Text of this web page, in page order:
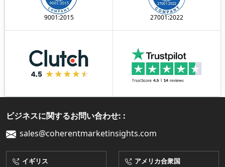
9001:2015 27001:2022
ビジネスに関するお問い合わせ: :
sales@coherentmarketinsights.com
イギリス
アメリカ合衆国